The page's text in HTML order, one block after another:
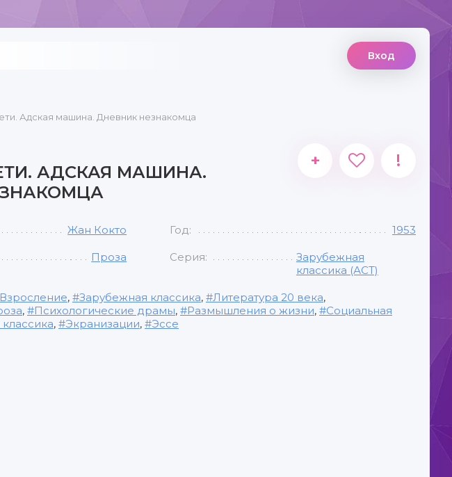
Вход
Адская машина. Дневник незнакомца
АДСКАЯ МАШИНА.
+ !
Жан Кокто Год: 1953
Проза Серия:
Зарубежная
классика (АСТ)
Взросление, Зарубежная классика, Литература 20 века,
, Психологические драмы, Размышления о жизни,
Социальная
, Экранизации, Эссе